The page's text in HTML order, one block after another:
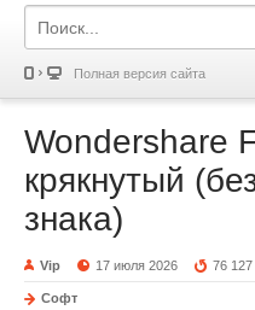
Полная версия сайта
Wondershare
крякнутый
знака)
Vip 17 июля 2026 76 127
Софт